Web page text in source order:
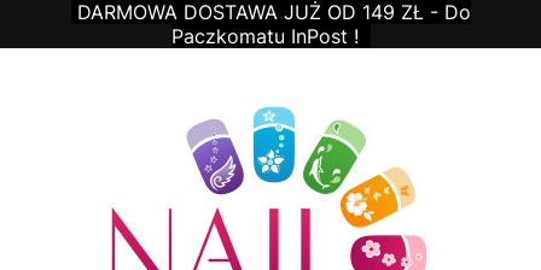
DARMOWA DOSTAWA JUŻ OD 149 ZŁ - Do
Paczkomatu InPost !